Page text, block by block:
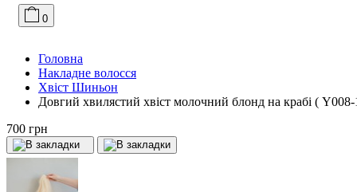
0
Головна
Накладне волосся
Хвіст Шиньон
Довгий хвилястий хвіст молочний блонд на крабі (
700 грн